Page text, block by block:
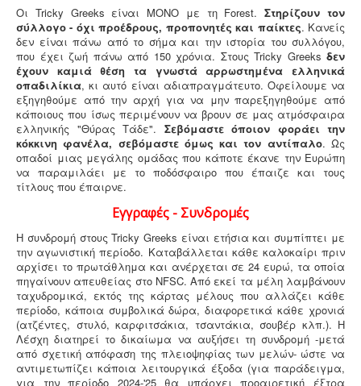
Οι Tricky Greeks είναι ΜΟΝΟ με τη Forest.Στηρίζουν τον
σύλλογο - όχι προέδρους, προπονητές και παίκτες. Κανείς
δεν είναι πάνω από το σήμα και την ιστορία του συλλόγου,
που έχει ζωή πάνω από 150 χρόνια. Στους Tricky Greeks δεν
έχουν καμιά θέση τα γνωστά αρρωστημένα ελληνικά
οπαδιλίκια, κι αυτό είναι αδιαπραγμάτευτο. Οφείλουμε να
εξηγηθούμε από την αρχή για να μην παρεξηγηθούμε από
κάποιους που ίσως περιμένουν να βρουν σε μας ατμόσφαιρα
ελληνικής "Θύρας Τάδε". Σεβόμαστε όποιον φοράει την
κόκκινη φανέλα, σεβόμαστε όμως και τον αντίπαλο. Ως
οπαδοί μιας μεγάλης ομάδας που κάποτε έκανε την Ευρώπη
να παραμιλάει με το ποδόσφαιρο που έπαιζε και τους
τίτλους που έπαιρνε.
Εγγραφές - Συνδρομές
Η συνδρομή στους Tricky Greeks είναι ετήσια και συμπίπτει με
την αγωνιστική περίοδο. Καταβάλλεται κάθε καλοκαίρι πριν
αρχίσει το πρωτάθλημα και ανέρχεται σε 24 ευρώ, τα οποία
πηγαίνουν απευθείας στο NFSC. Από εκεί τα μέλη λαμβάνουν
ταχυδρομικά, εκτός της κάρτας μέλους που αλλάζει κάθε
περίοδο, κάποια συμβολικά δώρα, διαφορετικά κάθε χρονιά
(ατζέντες, στυλό, καρφιτσάκια, τσαντάκια, σουβέρ κλπ.). Η
Λέσχη διατηρεί το δικαίωμα να αυξήσει τη συνδρομή -μετά
από σχετική απόφαση της πλειοψηφίας των μελών- ώστε να
αντιμετωπίζει κάποια λειτουργικά έξοδα (για παράδειγμα,
για την περίοδο 2024-'25 θα υπάρχει προαιρετική έξτρα